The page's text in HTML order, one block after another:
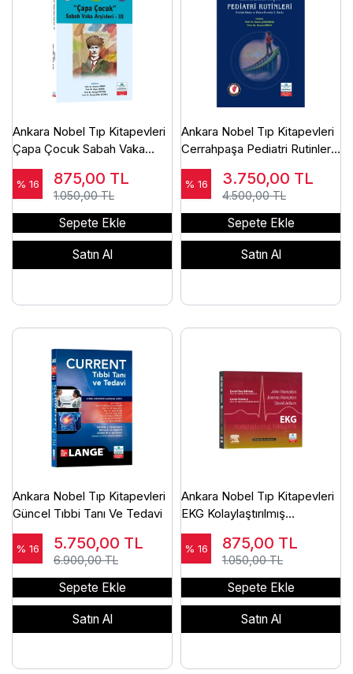
Ankara Nobel Tıp Kitapevleri
Çapa Çocuk Sabah Vaka
Arşivleri-3
% 16 875,00 TL
1.050,00 TL
Sepete Ekle
Satın Al
Ankara Nobel Tıp Kitapevleri
Cerrahpaşa Pediatri Rutinleri
Genişletilmiş ve
Güncellenmiş 2. Baskı
% 16 3.750,00 TL
4.500,00 TL
Sepete Ekle
Satın Al
Ankara Nobel Tıp Kitapevleri
Güncel Tıbbi Tanı Ve Tedavi
% 16 5.750,00 TL
6.900,00 TL
Sepete Ekle
Satın Al
Ankara Nobel Tıp Kitapevleri
EKG Kolaylaştırılmış
Yaklaşımla
% 16 875,00 TL
1.050,00 TL
Sepete Ekle
Satın Al